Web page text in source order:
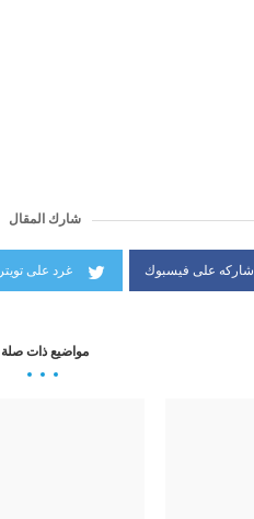
شارك المقال
شاركه على فيسبوك غرد على تويتر
مواضيع ذات صلة